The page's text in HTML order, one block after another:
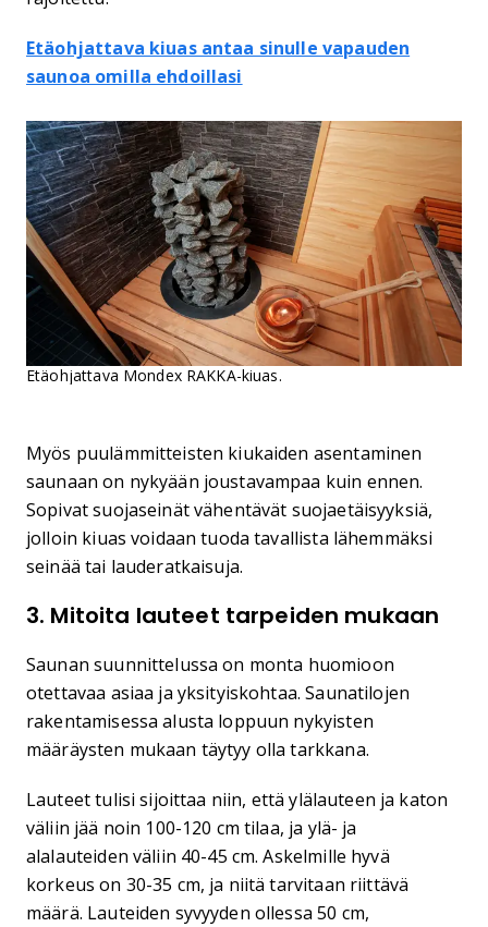
Etäohjattava kiuas antaa sinulle vapauden
saunoa omilla ehdoillasi
Etäohjattava Mondex RAKKA-kiuas.
Myös puulämmitteisten kiukaiden asentaminen
saunaan on nykyään joustavampaa kuin ennen.
Sopivat suojaseinät vähentävät suojaetäisyyksiä,
jolloin kiuas voidaan tuoda tavallista lähemmäksi
seinää tai lauderatkaisuja.
3. Mitoita lauteet tarpeiden mukaan
Saunan suunnittelussa on monta huomioon
otettavaa asiaa ja yksityiskohtaa. Saunatilojen
rakentamisessa alusta loppuun nykyisten
määräysten mukaan täytyy olla tarkkana.
Lauteet tulisi sijoittaa niin, että ylälauteen ja katon
väliin jää noin 100-120 cm tilaa, ja ylä- ja
alalauteiden väliin 40-45 cm. Askelmille hyvä
korkeus on 30-35 cm, ja niitä tarvitaan riittävä
määrä. Lauteiden syvyyden ollessa 50 cm,